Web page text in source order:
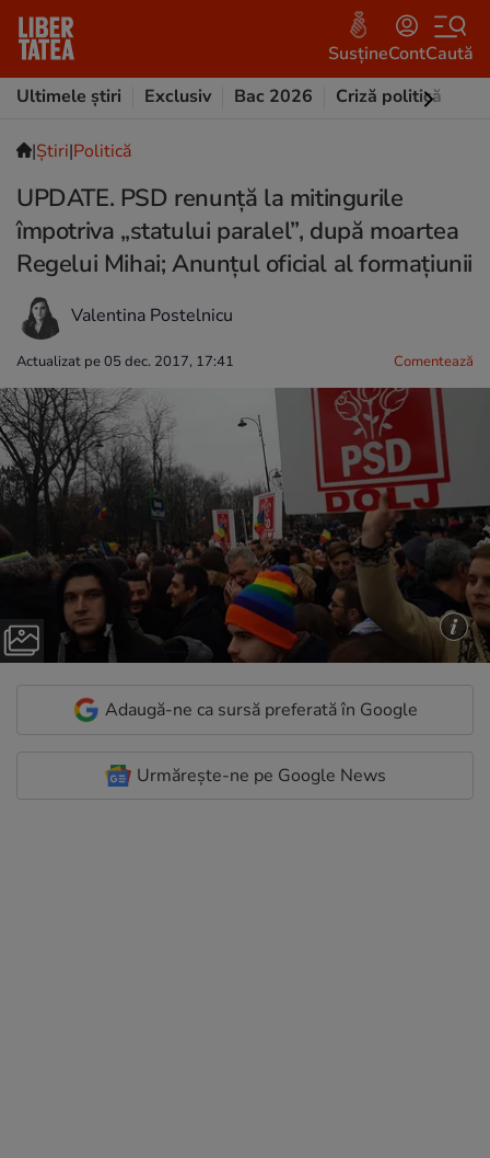
SusțineContCaută
Ultimele știri
Exclusiv Bac 2026 Criză politică
|Ştiri|Politică
UPDATE. PSD renunță la mitingurile
împotriva „statului paralel”, după moartea
Regelui Mihai; Anunțul oficial al formațiunii
Valentina Postelnicu
Actualizat pe 05 dec. 2017, 17:41 Comentează
Adaugă-ne ca sursă preferată în Google
Urmărește-ne pe Google News